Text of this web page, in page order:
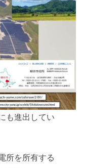
も進出してい
所を所有する